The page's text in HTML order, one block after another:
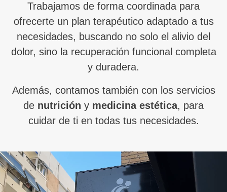
Trabajamos de forma coordinada para
ofrecerte un plan terapéutico adaptado a tus
necesidades, buscando no solo el alivio del
dolor, sino la recuperación funcional completa
y duradera.
Además, contamos también con los servicios
de nutrición y medicina estética, para
cuidar de ti en todas tus necesidades.